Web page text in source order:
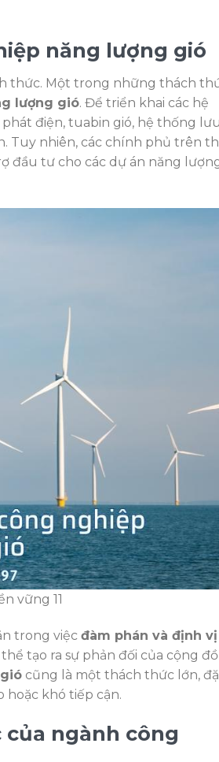
năng lượng gió
thức. Một trong những thách
lượng gió. Để triển khai các hệ
điện, tuabin gió, hệ thống
Tuy nhiên, các chính phủ trên
đầu tư cho các dự án năng
vững 11
trong việc đàm phán và định
tạo ra sự phản đối của cộng
cũng là một thách thức lớn,
hoặc khó tiếp cận.
ngành công